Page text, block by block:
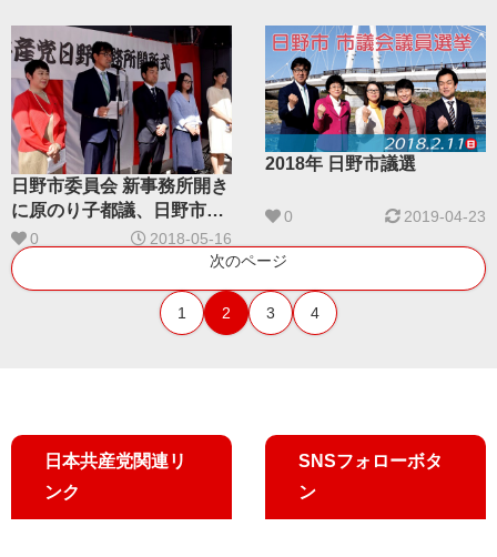
日野市委員会 新事務所開き
に原のり子都議、日野市議
団ら参加
0 2018-05-16
2018年 日野市議選
0 2019-04-23
次のページ
1 2 3 4
日本共産党関連リ
ンク
SNSフォローボタ
ン